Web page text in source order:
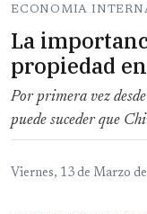
ECONOMIA
La
propiedad
Por primera vez
puede suceder que
Viernes, 13 de Marzo